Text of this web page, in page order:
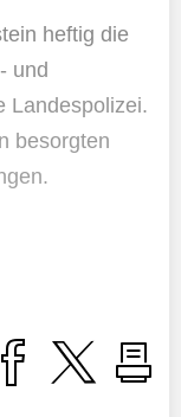
heftig die
und
Landespolizei.
besorgten